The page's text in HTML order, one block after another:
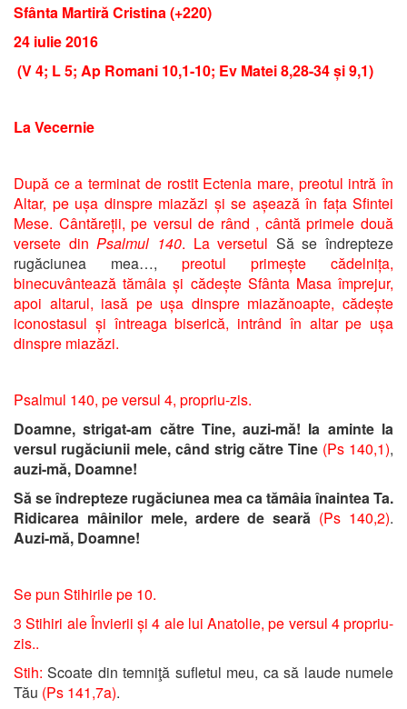
Sfânta Martiră Cristina (+220)
24 iulie 2016
(V 4; L 5; Ap Romani 10,1-10; Ev Matei 8,28-34 și 9,1)
La Vecernie
După ce a terminat de rostit Ectenia mare, preotul intră în
Altar, pe ușa dinspre miazăzi și se așează în fața Sfintei
Mese. Cântăreții, pe versul de rând , cântă primele două
versete din Psalmul 140. La versetul Să se îndrepteze
rugăciunea mea…, preotul primește cădelnița,
binecuvântează tămâia și cădește Sfânta Masa împrejur,
apoi altarul, iasă pe ușa dinspre miazănoapte, cădește
iconostasul și întreaga biserică, intrând în altar pe ușa
dinspre miazăzi.
Psalmul 140, pe versul 4, propriu-zis.
Doamne, strigat-am către Tine, auzi-mă! Ia aminte la
versul rugăciunii mele, când strig către Tine (Ps 140,1),
auzi-mă, Doamne!
Să se îndrepteze rugăciunea mea ca tămâia înaintea Ta.
Ridicarea mâinilor mele, ardere de seară (Ps 140,2).
Auzi-mă, Doamne!
Se pun Stihirile pe 10.
3 Stihiri ale Învierii și 4 ale lui Anatolie, pe versul 4 propriu-
zis..
Stih: Scoate din temniţă sufletul meu, ca să laude numele
Tău (Ps 141,7a).